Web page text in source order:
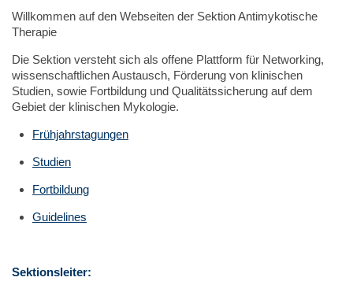
Willkommen auf den Webseiten der Sektion Antimykotische
Therapie
Die Sektion versteht sich als offene Plattform für Networking,
wissenschaftlichen Austausch, Förderung von klinischen
Studien, sowie Fortbildung und Qualitätssicherung auf dem
Gebiet der klinischen Mykologie.
Frühjahrstagungen
Studien
Fortbildung
Guidelines
Sektionsleiter: